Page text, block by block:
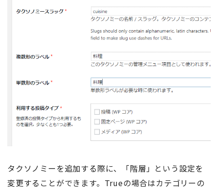
タクソノミーを追加する際に、「階層」という設定を
変更することができます。Trueの場合はカテゴリーの